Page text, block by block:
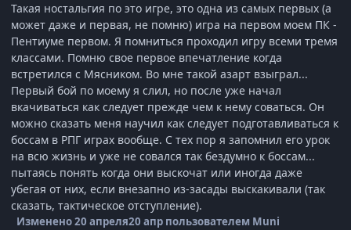
Такая ностальгия по это игре, это одна из самых первых (а
может даже и первая, не помню) игра на первом моем ПК -
Пентиуме первом. Я помниться проходил игру всеми тремя
классами. Помню свое первое впечатление когда
встретился с Мясником. Во мне такой азарт взыграл...
Первый бой по моему я слил, но после уже начал
вкачиваться как следует прежде чем к нему соваться. Он
можно сказать меня научил как следует подготавливаться к
боссам в РПГ играх вообще. С тех пор я запомнил его урок
на всю жизнь и уже не совался так бездумно к боссам...
пытаясь понять когда они выскочат или иногда даже
убегая от них, если внезапно из-засады выскакивали (так
сказать, тактическое отступление).
Изменено20 апреля20 апрпользователем Muni